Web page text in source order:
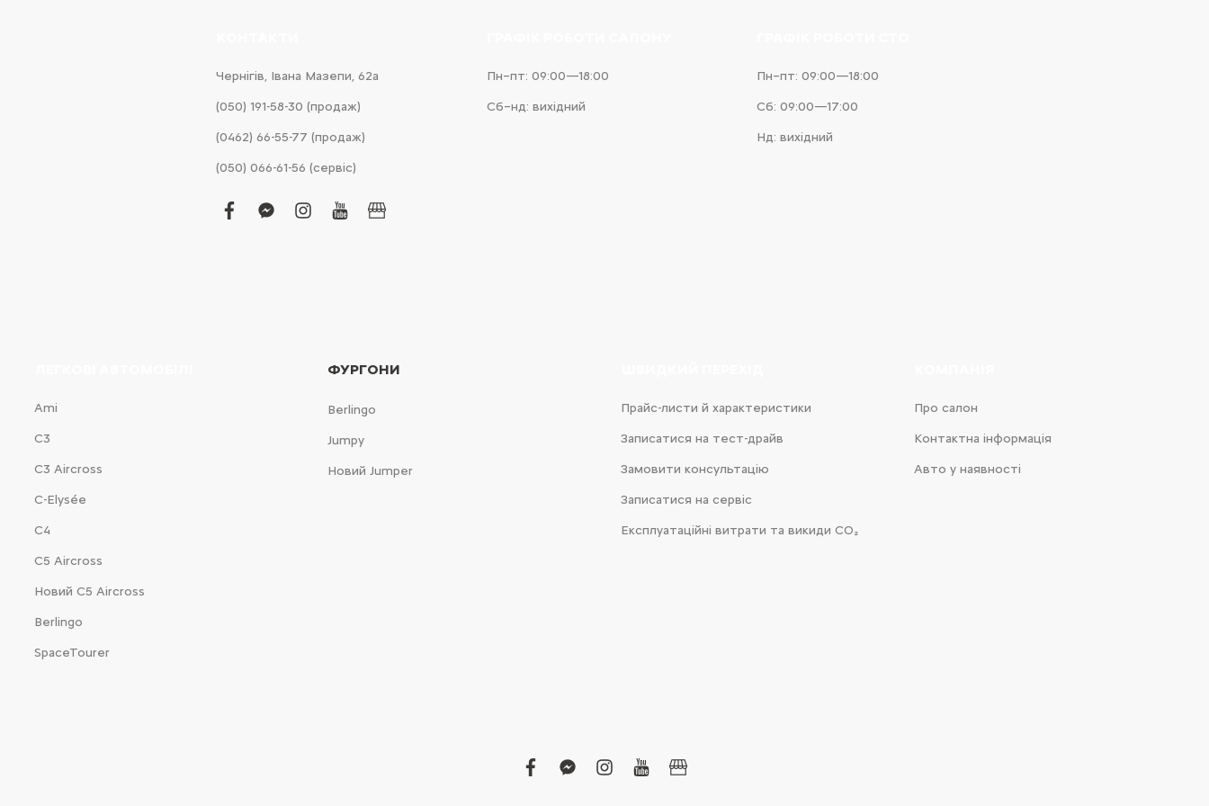
Чернігів, Івана Мазепи, 62а
(050) 191-58-30 (продаж)
(0462) 66-55-77 (продаж)
(050) 066-61-56 (сервіс)
facebook
facebook-
instagram
youtubebusiness
Пн–пт: 09:00—18:00
Сб–нд: вихідний
Пн–пт: 09:00—18:00
Сб: 09:00—17:00
Нд: вихідний
Ami
С3
С3 Aircross
C-Elysée
С4
С5 Aircross
Новий С5 Aircross
Berlingo
SpaceTourer
ФУРГОНИ
Berlingo
Jumpy
Новий Jumper
Прайс-листи й характеристики
Записатися на тест-драйв
Замовити консультацію
Записатися на сервіс
Експлуатаційні витрати та викиди CO₂
Про салон
Контактна інформація
Авто у наявності
facebook
facebook-
instagram
youtubebusiness